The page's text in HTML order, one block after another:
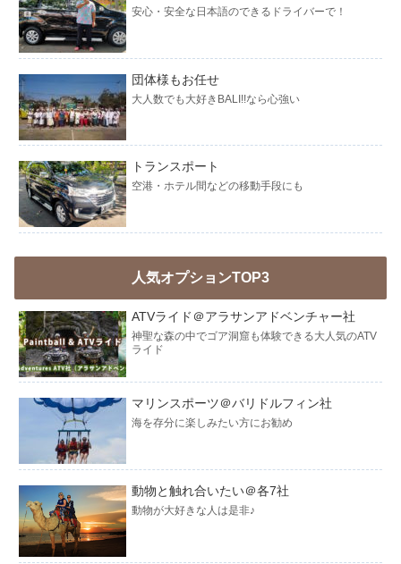
安心・安全な日本語のできるドライバーで！
団体様もお任せ
大人数でも大好きBALI!!なら心強い
トランスポート
空港・ホテル間などの移動手段にも
人気オプションTOP3
ATVライド＠アラサンアドベンチャー社
神聖な森の中でゴア洞窟も体験できる大人気のATV
ライド
マリンスポーツ＠バリドルフィン社
海を存分に楽しみたい方にお勧め
動物と触れ合いたい＠各7社
動物が大好きな人は是非♪